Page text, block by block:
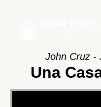
John Cruz -
Una